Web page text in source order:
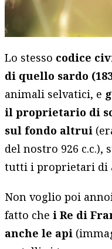
Lo stesso codice
di quello sardo
animali selvatici, e
il proprietario di
sul fondo altrui
del nostro 926 c.c.),
tutti i proprietari di
Non voglio poi
fatto chei Re di
anche le api